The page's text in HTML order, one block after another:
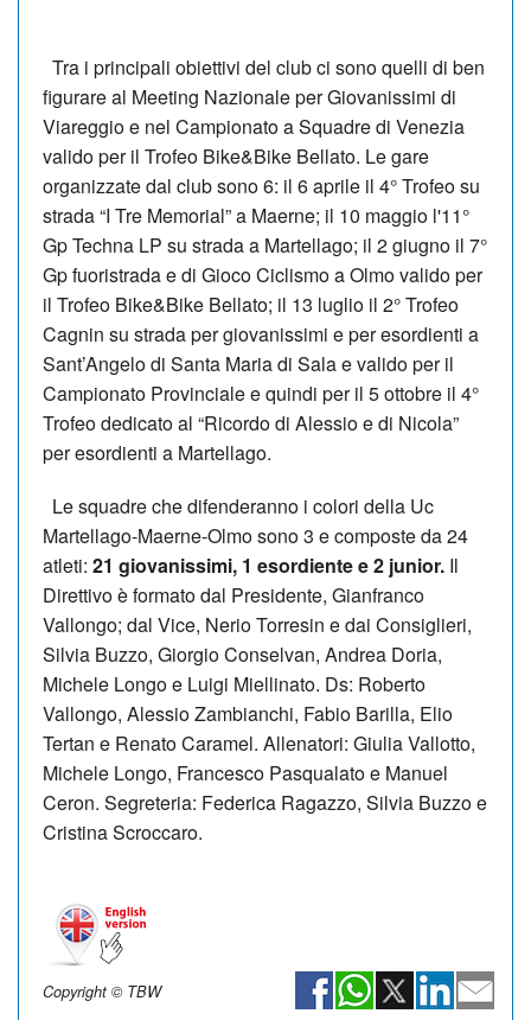
Tra i principali obiettivi del club ci sono quelli di ben
figurare al Meeting Nazionale per Giovanissimi di
Viareggio e nel Campionato a Squadre di Venezia
valido per il Trofeo Bike&Bike Bellato. Le gare
organizzate dal club sono 6: il 6 aprile il 4° Trofeo su
strada “I Tre Memorial” a Maerne; il 10 maggio l'11°
Gp Techna LP su strada a Martellago; il 2 giugno il 7°
Gp fuoristrada e di Gioco Ciclismo a Olmo valido per
il Trofeo Bike&Bike Bellato; il 13 luglio il 2° Trofeo
Cagnin su strada per giovanissimi e per esordienti a
Sant’Angelo di Santa Maria di Sala e valido per il
Campionato Provinciale e quindi per il 5 ottobre il 4°
Trofeo dedicato al “Ricordo di Alessio e di Nicola”
per esordienti a Martellago.
Le squadre che difenderanno i colori della Uc
Martellago-Maerne-Olmo sono 3 e composte da 24
atleti: 21 giovanissimi, 1 esordiente e 2 junior. Il
Direttivo è formato dal Presidente, Gianfranco
Vallongo; dal Vice, Nerio Torresin e dai Consiglieri,
Silvia Buzzo, Giorgio Conselvan, Andrea Doria,
Michele Longo e Luigi Miellinato. Ds: Roberto
Vallongo, Alessio Zambianchi, Fabio Barilla, Elio
Tertan e Renato Caramel. Allenatori: Giulia Vallotto,
Michele Longo, Francesco Pasqualato e Manuel
Ceron. Segreteria: Federica Ragazzo, Silvia Buzzo e
Cristina Scroccaro.
Copyright © TBW